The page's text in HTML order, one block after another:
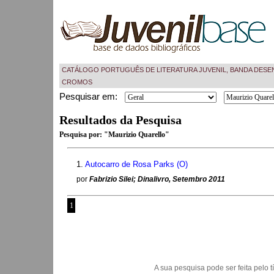
CATÁLOGO PORTUGUÊS DE LITERATURA JUVENIL, BANDA
CROMOS
Pesquisar em:
Resultados da Pesquisa
Pesquisa por: "Maurizio Quarello"
1. Autocarro de Rosa Parks (O)
por Fabrizio Silei; Dinalivro, Setembro 2011
1
A sua pesquisa pode ser feita pelo